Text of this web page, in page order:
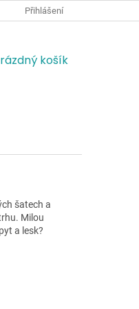
DOPRAVY ZBOŽÍ
Přihlášení
košík
šatech a
Milou
a lesk?